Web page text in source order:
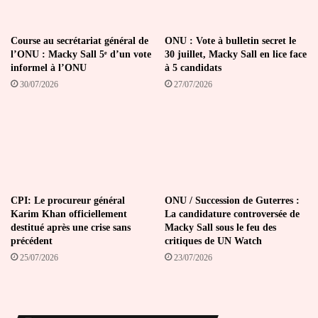
Course au secrétariat général de
l’ONU : Macky Sall 5ᵉ d’un vote
informel à l’ONU
30/07/2026
ONU : Vote à bulletin secret le
30 juillet, Macky Sall en lice face
à 5 candidats
27/07/2026
CPI: Le procureur général
Karim Khan officiellement
destitué après une crise sans
précédent
25/07/2026
ONU / Succession de Guterres :
La candidature controversée de
Macky Sall sous le feu des
critiques de UN Watch
23/07/2026